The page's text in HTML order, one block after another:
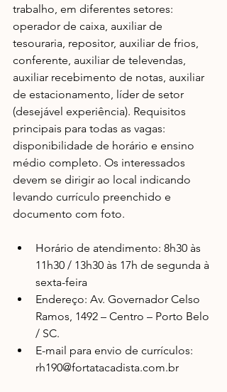
trabalho, em diferentes setores:
operador de caixa, auxiliar de
tesouraria, repositor, auxiliar de frios,
conferente, auxiliar de televendas,
auxiliar recebimento de notas, auxiliar
de estacionamento, líder de setor
(desejável experiência). Requisitos
principais para todas as vagas:
disponibilidade de horário e ensino
médio completo. Os interessados
devem se dirigir ao local indicando
levando currículo preenchido e
documento com foto.
Horário de atendimento: 8h30 às
11h30 / 13h30 às 17h de segunda à
sexta-feira
Endereço: Av. Governador Celso
Ramos, 1492 – Centro – Porto Belo
/ SC.
E-mail para envio de currículos:
rh190@fortatacadista.com.br